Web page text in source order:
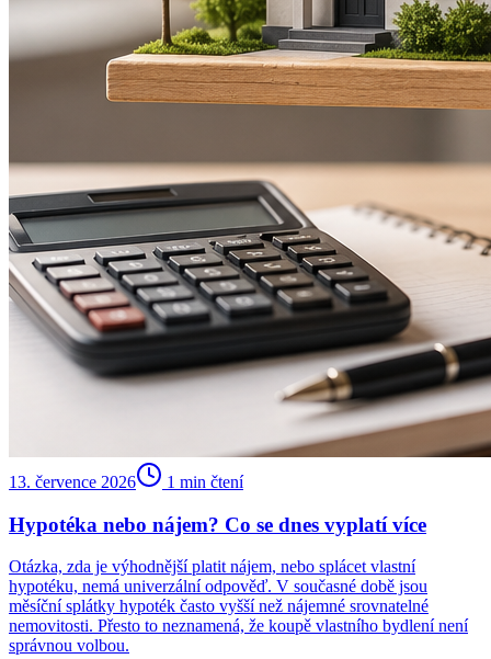
13. července 2026 1 min čtení
Hypotéka nebo nájem? Co se dnes vyplatí více
Otázka, zda je výhodnější platit nájem, nebo splácet vlastní
hypotéku, nemá univerzální odpověď. V současné době jsou
měsíční splátky hypoték často vyšší než nájemné srovnatelné
nemovitosti. Přesto to neznamená, že koupě vlastního bydlení není
správnou volbou.